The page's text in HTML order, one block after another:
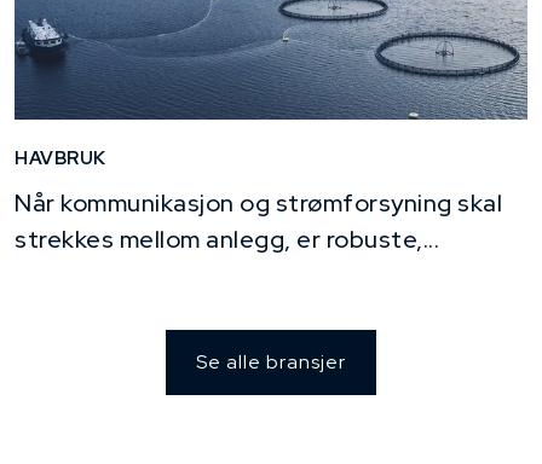
HAVBRUK
Når kommunikasjon og strømforsyning skal
strekkes mellom anlegg, er robuste,...
Se alle bransjer